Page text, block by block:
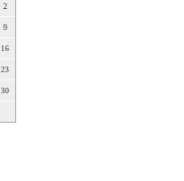
2
9
16
23
30